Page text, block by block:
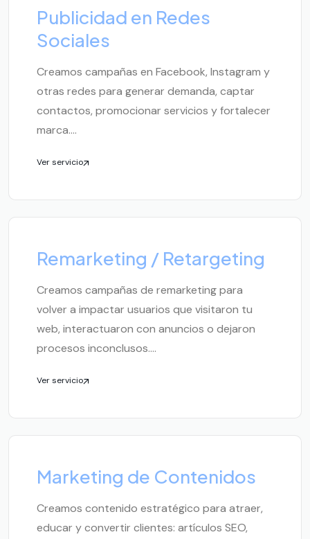
Publicidad en Redes
Sociales
Creamos campañas en Facebook, Instagram y
otras redes para generar demanda, captar
contactos, promocionar servicios y fortalecer
marca....
Ver servicio
Remarketing / Retargeting
Creamos campañas de remarketing para
volver a impactar usuarios que visitaron tu
web, interactuaron con anuncios o dejaron
procesos inconclusos....
Ver servicio
Marketing de Contenidos
Creamos contenido estratégico para atraer,
educar y convertir clientes: artículos SEO,